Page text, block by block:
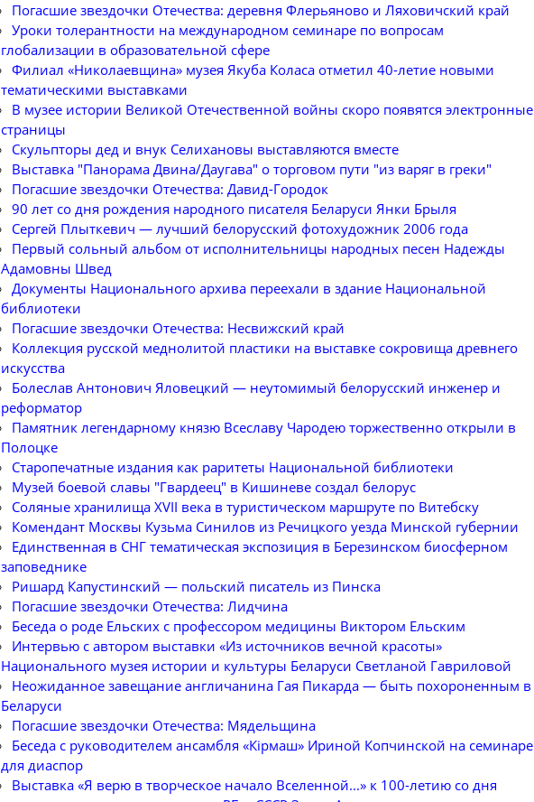
Погасшие звездочки Отечества: деревня Флерьяново и Ляховичский край
Уроки толерантности на международном семинаре по вопросам
глобализации в образовательной сфере
Филиал «Николаевщина» музея Якуба Коласа отметил 40-летие новыми
тематическими выставками
В музее истории Великой Отечественной войны скоро появятся электронные
страницы
Скульпторы дед и внук Селихановы выставляются вместе
Выставка "Панорама Двина/Даугава" о торговом пути "из варяг в греки"
Погасшие звездочки Отечества: Давид-Городок
90 лет со дня рождения народного писателя Беларуси Янки Брыля
Сергей Плыткевич — лучший белорусский фотохудожник 2006 года
Первый сольный альбом от исполнительницы народных песен Надежды
Адамовны Швед
Документы Национального архива переехали в здание Национальной
библиотеки
Погасшие звездочки Отечества: Несвижский край
Коллекция русской меднолитой пластики на выставке сокровища древнего
искусства
Болеслав Антонович Яловецкий — неутомимый белорусский инженер и
реформатор
Памятник легендарному князю Всеславу Чародею торжественно открыли в
Полоцке
Старопечатные издания как раритеты Национальной библиотеки
Музей боевой славы "Гвардеец" в Кишиневе создал белорус
Соляные хранилища XVII века в туристическом маршруте по Витебску
Комендант Москвы Кузьма Синилов из Речицкого уезда Минской губернии
Единственная в СНГ тематическая экспозиция в Березинском биосферном
заповеднике
Ришард Капустинский — польский писатель из Пинска
Погасшие звездочки Отечества: Лидчина
Беседа о роде Ельских с профессором медицины Виктором Ельским
Интервью с автором выставки «Из источников вечной красоты»
Национального музея истории и культуры Беларуси Светланой Гавриловой
Неожиданное завещание англичанина Гая Пикарда — быть похороненным в
Беларуси
Погасшие звездочки Отечества: Мядельщина
Беседа с руководителем ансамбля «Кірмаш» Ириной Копчинской на семинаре
для диаспор
Выставка «Я верю в творческое начало Вселенной...» к 100-летию со дня